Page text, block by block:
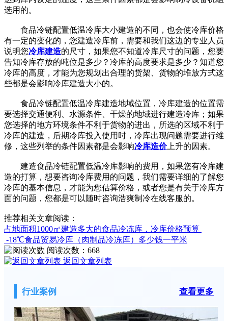
选用的。
食品冷链配置低温冷库大小建造的不同，也会使冷库价格
有一定的变化的，您建造冷库前，需要和我们这边的专业人员
说明您冷库建造的尺寸，如果您不知道冷库尺寸的问题，您要
告知冷库存放的吨位是多少？冷库的高度要求是多少？知道您
冷库的高度，才能为您规划出合理的货架、货物的堆放方式这
些都是会影响冷库建造大小的。
食品冷链配置低温冷库建造地域位置，冷库建造的位置需
要选择交通便利、水源条件、干燥的地域进行建造冷库；如果
您选择的地方环境条件不利于货物的进出，所选的区域不利于
冷库的建造，后期冷库投入使用时，冷库出现问题需要进行维
修，这些列举的条件因素都是会影响冷库造价上升的因素。
建造食品冷链配置低温冷库影响的费用，如果您有冷库建
造的打算，想要咨询冷库费用的问题，我们需要详细的了解您
冷库的基本信息，才能为您估算价格，或者您是有关于冷库方
面的问题，您都是可以随时咨询浩爽制冷在线客服的。
推荐相关文章阅读：
占地面积1000㎡建造多大的食品冷冻库，冷库价格预算
-18℃食品贸易冷库（肉制品冷冻库）多少钱一平米
阅读次数： 668
返回文章列表
行业案例 查看更多